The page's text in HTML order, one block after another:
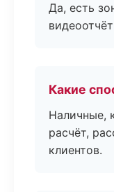
Да, есть
Какие
Наличные,
расчёт,
клиентов.